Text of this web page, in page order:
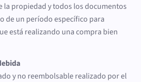
la propiedad y todos los documentos
de un período específico para
está realizando una compra bien
y no reembolsable realizado por el